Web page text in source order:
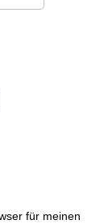
für meinen